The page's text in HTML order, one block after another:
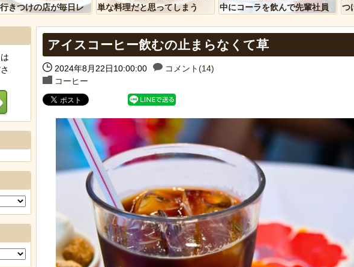
「あなたはアメリカを愛していますか」「はい」トランプ、国防総省職員
ヒーローのサバイバルアクション Siege Survivors
【中国】パトカーの前で好演技www当たり屋やお煽り運転など盛りだくさん
【驚愕】女さん「43
【動画】動物園のゾ
【悲報】味噌ラーメン
きつけの店が毎日レ
単な料理だと思ってしまう
中にコーラを飲んで先輩社員
つ
アイスコーヒー飲むの止まらなくて草
2024年8月22日10:00:00
コメント(14)
コーヒー